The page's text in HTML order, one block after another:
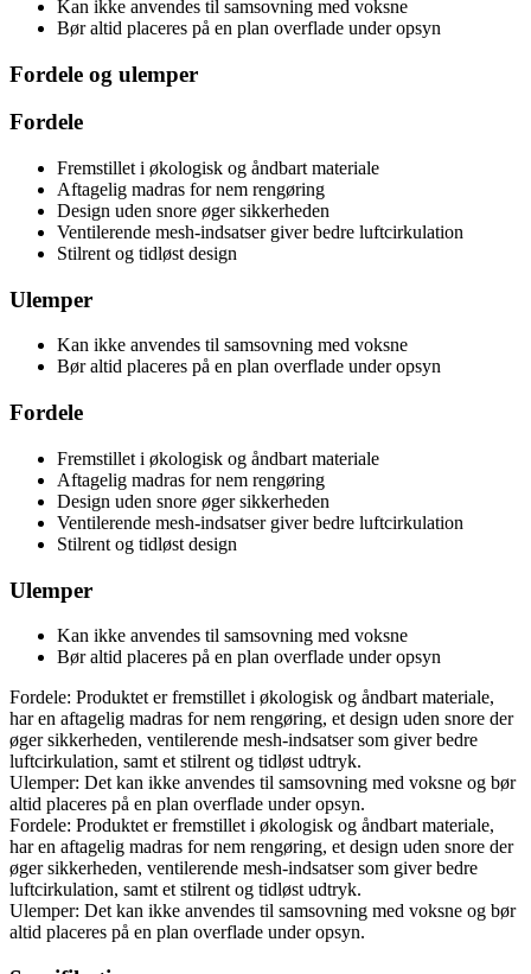
Kan ikke anvendes til samsovning med voksne
Bør altid placeres på en plan overflade under opsyn
Fordele og ulemper
Fordele
Fremstillet i økologisk og åndbart materiale
Aftagelig madras for nem rengøring
Design uden snore øger sikkerheden
Ventilerende mesh-indsatser giver bedre luftcirkulation
Stilrent og tidløst design
Ulemper
Kan ikke anvendes til samsovning med voksne
Bør altid placeres på en plan overflade under opsyn
Fordele
Fremstillet i økologisk og åndbart materiale
Aftagelig madras for nem rengøring
Design uden snore øger sikkerheden
Ventilerende mesh-indsatser giver bedre luftcirkulation
Stilrent og tidløst design
Ulemper
Kan ikke anvendes til samsovning med voksne
Bør altid placeres på en plan overflade under opsyn
Fordele: Produktet er fremstillet i økologisk og åndbart materiale,
har en aftagelig madras for nem rengøring, et design uden snore der
øger sikkerheden, ventilerende mesh-indsatser som giver bedre
luftcirkulation, samt et stilrent og tidløst udtryk.
Ulemper: Det kan ikke anvendes til samsovning med voksne og bør
altid placeres på en plan overflade under opsyn.
Fordele: Produktet er fremstillet i økologisk og åndbart materiale,
har en aftagelig madras for nem rengøring, et design uden snore der
øger sikkerheden, ventilerende mesh-indsatser som giver bedre
luftcirkulation, samt et stilrent og tidløst udtryk.
Ulemper: Det kan ikke anvendes til samsovning med voksne og bør
altid placeres på en plan overflade under opsyn.